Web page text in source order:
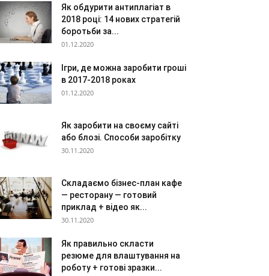
Як обдурити антиплагіат в
2018 році: 14 нових стратегій
боротьби за...
01.12.2020
Ігри, де можна заробити гроші
в 2017-2018 роках
01.12.2020
Як заробити на своєму сайті
або блозі. Способи заробітку
30.11.2020
Складаємо бізнес-план кафе
— ресторану — готовий
приклад + відео як...
30.11.2020
Як правильно скласти
резюме для влаштування на
роботу + готові зразки...